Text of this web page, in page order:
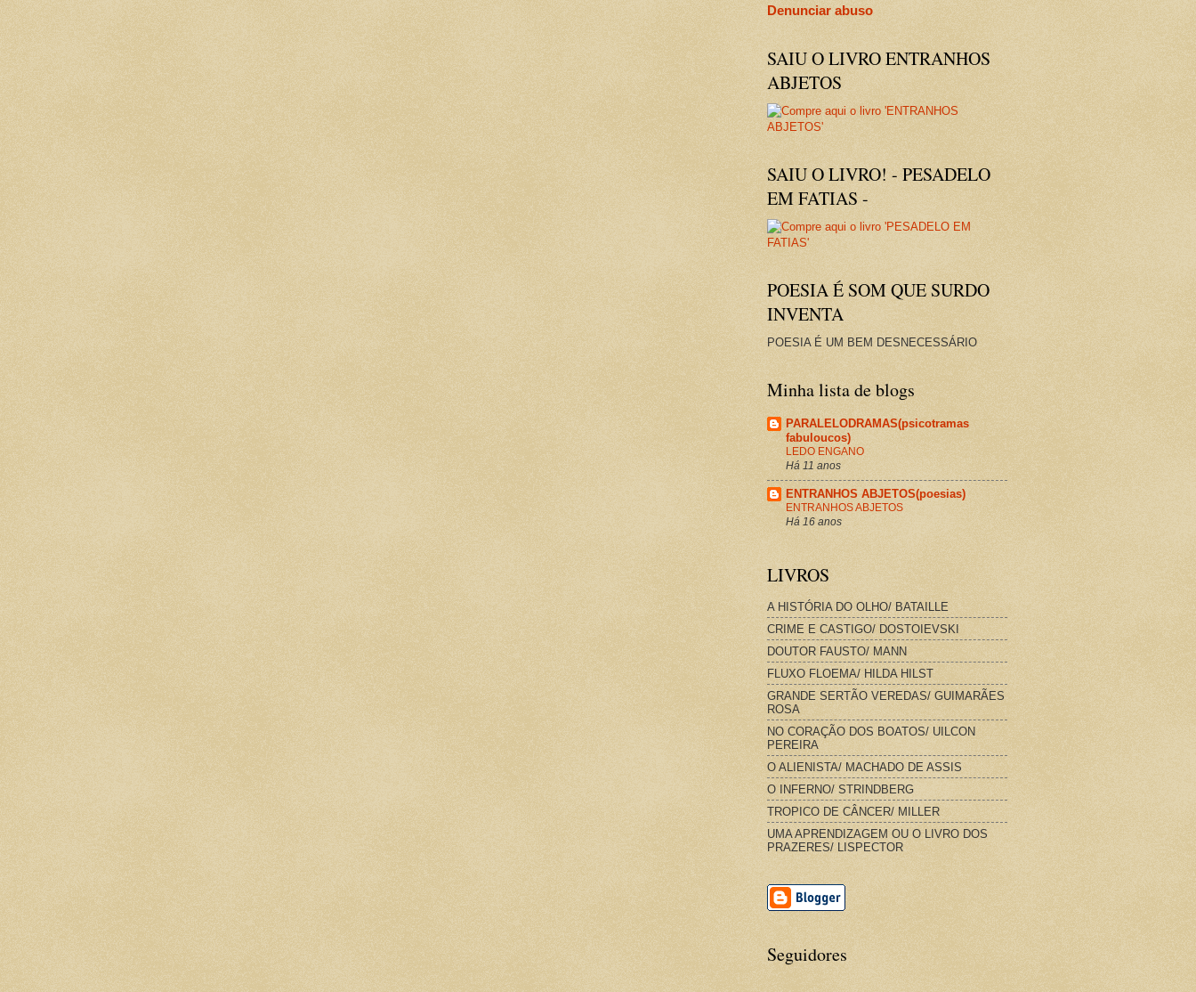
Denunciar abuso
SAIU O LIVRO ENTRANHOS
ABJETOS
SAIU O LIVRO! - PESADELO
EM FATIAS -
POESIA É SOM QUE SURDO
INVENTA
POESIA É UM BEM DESNECESSÁRIO
Minha lista de blogs
PARALELODRAMAS(psicotramas
fabuloucos)
LEDO ENGANO
Há 11 anos
ENTRANHOS ABJETOS(poesias)
ENTRANHOS ABJETOS
Há 16 anos
LIVROS
A HISTÓRIA DO OLHO/ BATAILLE
CRIME E CASTIGO/ DOSTOIEVSKI
DOUTOR FAUSTO/ MANN
FLUXO FLOEMA/ HILDA HILST
GRANDE SERTÃO VEREDAS/ GUIMARÃES
ROSA
NO CORAÇÃO DOS BOATOS/ UILCON
PEREIRA
O ALIENISTA/ MACHADO DE ASSIS
O INFERNO/ STRINDBERG
TROPICO DE CÂNCER/ MILLER
UMA APRENDIZAGEM OU O LIVRO DOS
PRAZERES/ LISPECTOR
Seguidores